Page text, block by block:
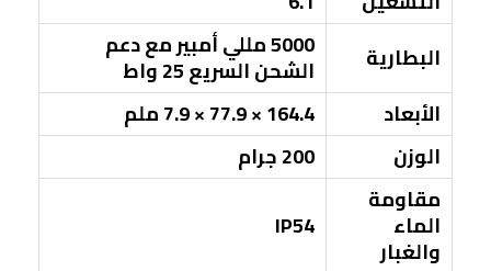
البطارية
5000 مللي أمبير مع دعم
الشحن السريع 25 واط
الأبعاد
164.4 × 77.9 × 7.9 ملم
الوزن
200 جرام
مقاومة
الماء
والغبار
IP54